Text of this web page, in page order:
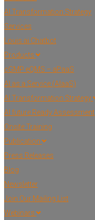
AI Transformation Strategy
Services
Louis.ai Chatbot
Products
cGMP eQMS – aPaaS
AI as a Service (AIaaS)
AI Transformation Strategy
AI future Ready Assessment
Onsite Training
Publication
Press Releases
Blog
Newsletter
Join Our Mailing List
Webinars